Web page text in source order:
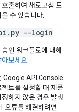
호출하여 새로고침 토
수 있습니다.
--login
승인 워크플로에 대해
아보세요
Google API Console
젝트를 설정할 때 제품
정하지 않은 경우 발생
오류를 해결하려면